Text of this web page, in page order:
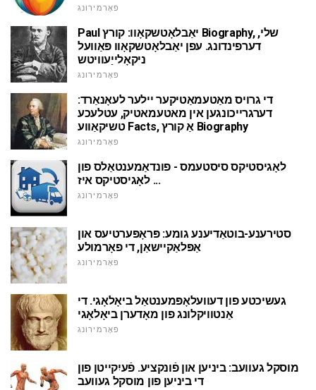
פאָרמירונג
Paul יאַבלאָטשקאָוו: קורץ Biography, שלי,
דערפינדונג. עפן יאַבלאָטשקאָוו פּאַוועל
ניקאָלייַעוויטש
פאָרמירונג
די גרויס מאַטעמאַטיקער יילער לעאָנאַרד:
דערגרייכונגען אין מאטעמאטיק, עטלעכע
טשיקאַווע Facts, אַ קורץ Biography
פאָרמירונג
לאָגיסטיקס סיסטעמס - פונדאַמענטאַלס פון
לאָגיסטיקס איז ...
פאָרמירונג
סטירענע-בוטאַדיענע גומע: פּראָפּערטיעס און
אַפּלאַקיישאַן, די פאָרמולע
פאָרמירונג
געשיכטע פון דעוועלאָפּמענטאַל ביאָלאָגי. די
אַנטוויקלונג פון מאָדערן ביאָלאָגי
פאָרמירונג
מוסקל געוועב: ביניען און פֿונקציע. פֿעיִקייטן פון
די ביניען פון מוסקל געוועב